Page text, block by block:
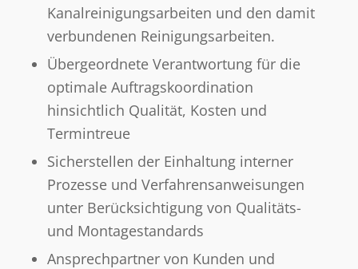
Kanalreinigungsarbeiten und den damit
verbundenen Reinigungsarbeiten.
Übergeordnete Verantwortung für die
optimale Auftragskoordination
hinsichtlich Qualität, Kosten und
Termintreue
Sicherstellen der Einhaltung interner
Prozesse und Verfahrensanweisungen
unter Berücksichtigung von Qualitäts-
und Montagestandards
Ansprechpartner von Kunden und